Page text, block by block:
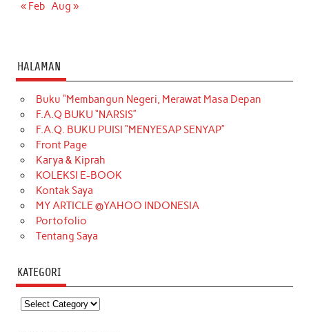
« Feb Aug »
HALAMAN
Buku “Membangun Negeri, Merawat Masa Depan
F.A.Q BUKU “NARSIS”
F.A.Q. BUKU PUISI “MENYESAP SENYAP”
Front Page
Karya & Kiprah
KOLEKSI E-BOOK
Kontak Saya
MY ARTICLE @YAHOO INDONESIA
Portofolio
Tentang Saya
KATEGORI
Kategori